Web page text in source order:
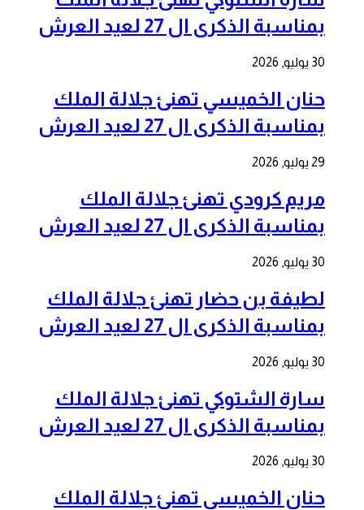
بمناسبة الذكرى ال 27 لعيد العرش
30 يوليو, 2026
حنان الخميسي تهنئ جلالة الملك
بمناسبة الذكرى ال 27 لعيد العرش
29 يوليو, 2026
مريم كرودي تهنئ جلالة الملك
بمناسبة الذكرى ال 27 لعيد العرش
30 يوليو, 2026
لطيفة بن حضار تهنئ جلالة الملك
بمناسبة الذكرى ال 27 لعيد العرش
30 يوليو, 2026
سارة الشتوكي تهنئ جلالة الملك
بمناسبة الذكرى ال 27 لعيد العرش
30 يوليو, 2026
حنان الخميسي تهنئ جلالة الملك